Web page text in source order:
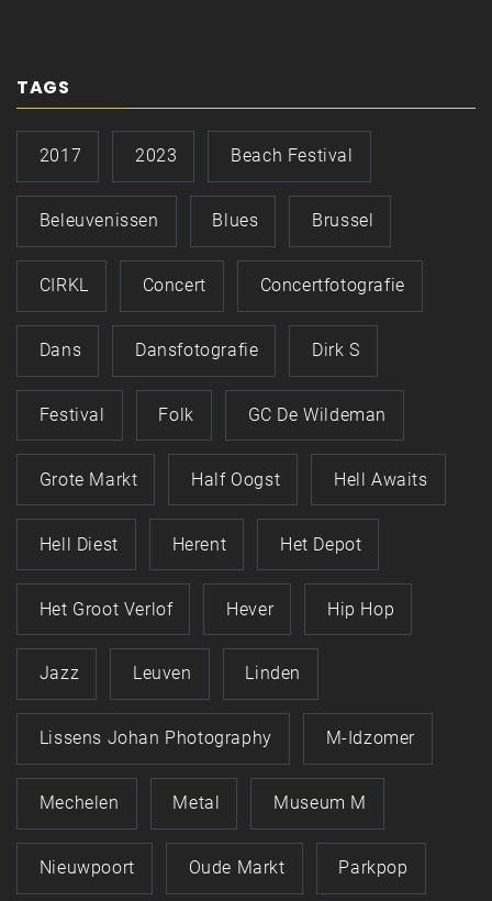
TAGS
2017 2023 Beach Festival
Beleuvenissen Blues Brussel
CIRKL Concert Concertfotografie
Dans Dansfotografie Dirk S
Festival Folk GC De Wildeman
Grote Markt Half Oogst Hell Awaits
Hell Diest Herent Het Depot
Het Groot Verlof Hever Hip Hop
Jazz Leuven Linden
Lissens Johan Photography M-Idzomer
Mechelen Metal Museum M
Nieuwpoort Oude Markt Parkpop